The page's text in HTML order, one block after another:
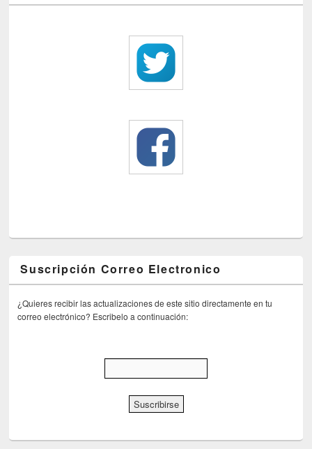
Suscripción Correo Electronico
¿Quieres recibir las actualizaciones de este sitio directamente en tu
correo electrónico? Escribelo a continuación: